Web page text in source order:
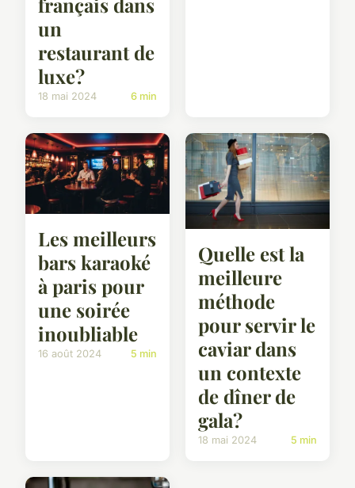
un
restaurant de
luxe?
18 mai 2024 6 min
Les meilleurs
bars karaoké
à paris pour
une soirée
inoubliable
16 août 2024 5 min
Quelle est la
meilleure
méthode
pour servir le
caviar dans
un contexte
de dîner de
gala?
18 mai 2024 5 min